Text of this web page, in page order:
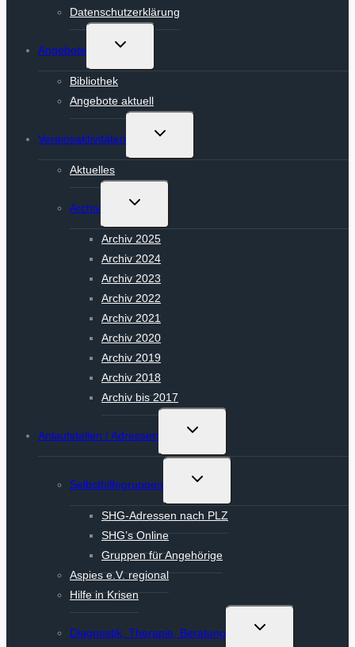
Datenschutzerklärung
Angebote
Untermenü
Bibliothek
Angebote aktuell
Vereinsaktivitäten
Untermenü
Aktuelles
Archiv
Untermenü
Archiv 2025
Archiv 2024
Archiv 2023
Archiv 2022
Archiv 2021
Archiv 2020
Archiv 2019
Archiv 2018
Archiv bis 2017
Anlaufstellen / Adressen
Untermenü
Selbsthilfegruppen
Untermenü
SHG-Adressen nach PLZ
SHG’s Online
Gruppen für Angehörige
Aspies e.V. regional
Hilfe in Krisen
Diagnostik, Therapie, Beratung
Untermenü